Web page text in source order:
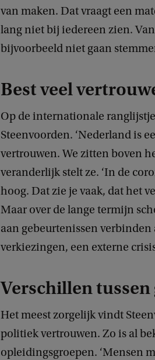
van maken. Dat vraagt een
lang niet bij iedereen zien.
bijvoorbeeld niet gaan
Best veel
Op de internationale
Steenvoorden. ‘Nederland is
vertrouwen. We zitten boven
veranderlijk stelt ze. ‘In de
hoog. Dat zie je vaak, dat het
Maar over de lange termijn
aan gebeurtenissen
verkiezingen, een externe
Verschillen tussen
Het meest zorgelijk vindt
politiek vertrouwen. Zo is al
opleidingsgroepen. ‘Mensen